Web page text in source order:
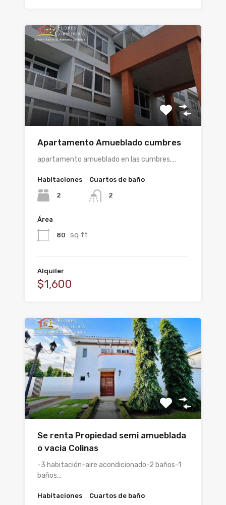
Apartamento Amueblado cumbres
apartamento amueblado en las cumbres.…
Habitaciones
2
Cuartos de baño
2
Área
80 sq ft
Alquiler
$1,600
Se renta Propiedad semi amueblada
o vacia Colinas
-3 habitación-aire acondicionado-2 baños-1
baños…
Habitaciones Cuartos de baño